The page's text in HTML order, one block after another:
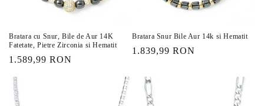
Bratara cu Snur, Bile de Aur 14K
Fatetate, Pietre Zirconia si Hematit
Preț
1.589,99 RON
Bratara Snur Bile Aur 14k si Hematit
Preț
1.839,99 RON